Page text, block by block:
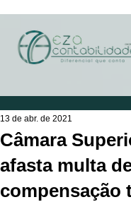
Câmara
afasta multa
compensação
13 de abr. de 2021